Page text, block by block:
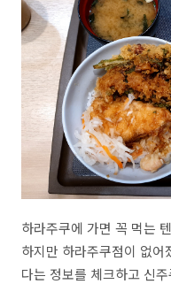
하라주쿠에 가면 꼭 먹는
하지만 하라주쿠점이 없어
다는 정보를 체크하고 신